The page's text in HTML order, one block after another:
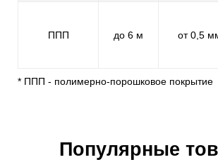
ППП до 6 м от 0,5
* ППП - полимерно-порошковое покрытие
Популярные